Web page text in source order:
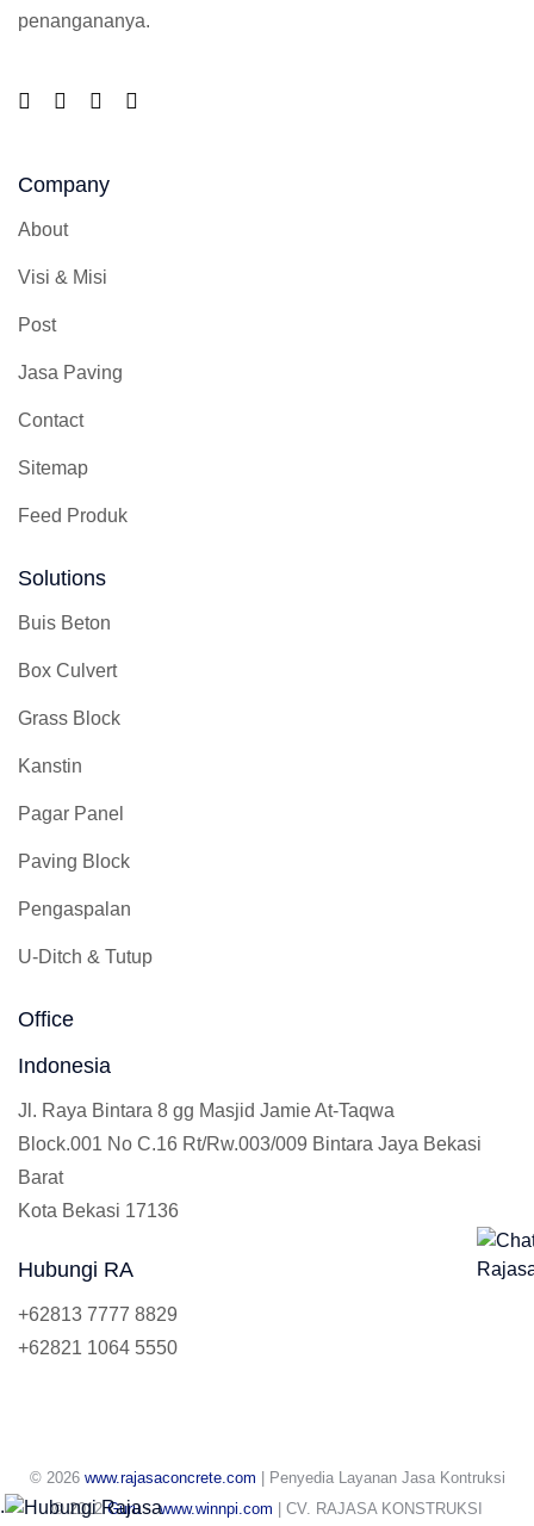
penangananya.
Company
About
Visi & Misi
Post
Jasa Paving
Contact
Sitemap
Feed Produk
Solutions
Buis Beton
Box Culvert
Grass Block
Kanstin
Pagar Panel
Paving Block
Pengaspalan
U-Ditch & Tutup
Office
Indonesia
Jl. Raya Bintara 8 gg Masjid Jamie At-Taqwa
Block.001 No C.16 Rt/Rw.003/009 Bintara Jaya Bekasi
Barat
Kota Bekasi 17136
Hubungi RA
+62813 7777 8829
+62821 1064 5550
© 2026 www.rajasaconcrete.com | Penyedia Layanan Jasa Kontruksi
© 2012Guru- www.winnpi.com | CV. RAJASA KONSTRUKSI
.